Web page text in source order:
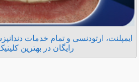
ایمپلنت، ارتودنسی و تمام خدمات
رایگان در بهترین